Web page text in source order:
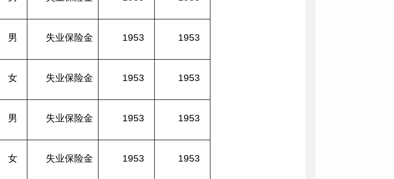
男 失业保险金 1953 1953
女 失业保险金 1953 1953
男 失业保险金 1953 1953
女 失业保险金 1953 1953